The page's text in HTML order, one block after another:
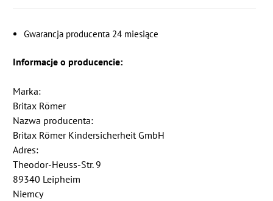
Gwarancja producenta 24 miesiące
Informacje o producencie:
Marka:
Britax Römer
Nazwa producenta:
Britax Römer Kindersicherheit GmbH
Adres:
Theodor-Heuss-Str. 9
89340 Leipheim
Niemcy